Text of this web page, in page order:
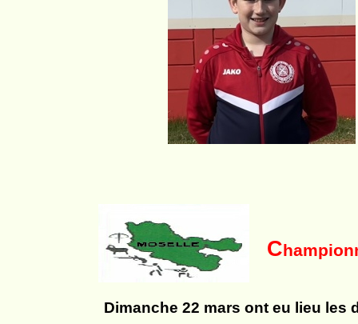
C
Dimanche 22 mars ont eu lieu les